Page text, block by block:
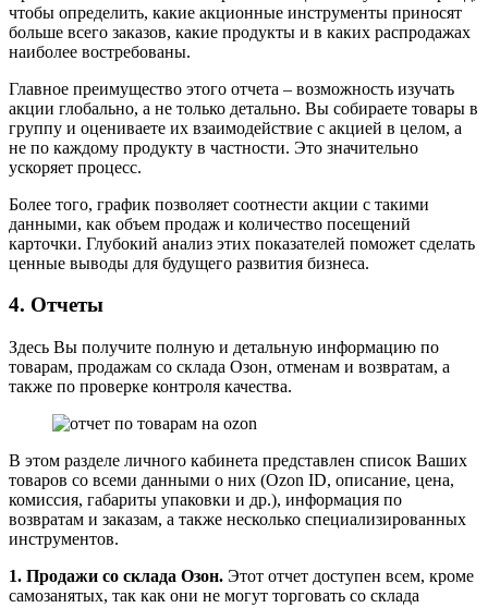
чтобы определить, какие акционные инструменты приносят
больше всего заказов, какие продукты и в каких распродажах
наиболее востребованы.
Главное преимущество этого отчета – возможность изучать
акции глобально, а не только детально. Вы собираете товары в
группу и оцениваете их взаимодействие с акцией в целом, а
не по каждому продукту в частности. Это значительно
ускоряет процесс.
Более того, график позволяет соотнести акции с такими
данными, как объем продаж и количество посещений
карточки. Глубокий анализ этих показателей поможет сделать
ценные выводы для будущего развития бизнеса.
4. Отчеты
Здесь Вы получите полную и детальную информацию по
товарам, продажам со склада Озон, отменам и возвратам, а
также по проверке контроля качества.
В этом разделе личного кабинета представлен список Ваших
товаров со всеми данными о них (Ozon ID, описание, цена,
комиссия, габариты упаковки и др.), информация по
возвратам и заказам, а также несколько специализированных
инструментов.
1. Продажи со склада Озон. Этот отчет доступен всем, кроме
самозанятых, так как они не могут торговать со склада